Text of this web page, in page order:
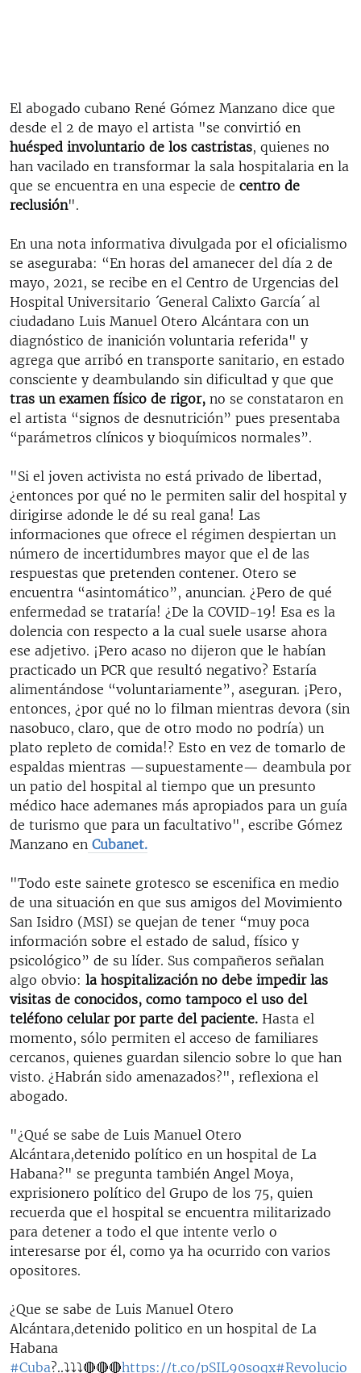
El abogado cubano René Gómez Manzano dice que
desde el 2 de mayo el artista "se convirtió en
huésped involuntario de los castristas, quienes no
han vacilado en transformar la sala hospitalaria en la
que se encuentra en una especie de centro de
reclusión".
En una nota informativa divulgada por el oficialismo
se aseguraba: “En horas del amanecer del día 2 de
mayo, 2021, se recibe en el Centro de Urgencias del
Hospital Universitario ´General Calixto García´ al
ciudadano Luis Manuel Otero Alcántara con un
diagnóstico de inanición voluntaria referida" y
agrega que arribó en transporte sanitario, en estado
consciente y deambulando sin dificultad y que que
tras un examen físico de rigor, no se constataron en
el artista “signos de desnutrición” pues presentaba
“parámetros clínicos y bioquímicos normales”.
"Si el joven activista no está privado de libertad,
¿entonces por qué no le permiten salir del hospital y
dirigirse adonde le dé su real gana! Las
informaciones que ofrece el régimen despiertan un
número de incertidumbres mayor que el de las
respuestas que pretenden contener. Otero se
encuentra “asintomático”, anuncian. ¿Pero de qué
enfermedad se trataría! ¿De la COVID-19! Esa es la
dolencia con respecto a la cual suele usarse ahora
ese adjetivo. ¡Pero acaso no dijeron que le habían
practicado un PCR que resultó negativo? Estaría
alimentándose “voluntariamente”, aseguran. ¡Pero,
entonces, ¿por qué no lo filman mientras devora (sin
nasobuco, claro, que de otro modo no podría) un
plato repleto de comida!? Esto en vez de tomarlo de
espaldas mientras —supuestamente— deambula por
un patio del hospital al tiempo que un presunto
médico hace ademanes más apropiados para un guía
de turismo que para un facultativo", escribe Gómez
Manzano en Cubanet.
"Todo este sainete grotesco se escenifica en medio
de una situación en que sus amigos del Movimiento
San Isidro (MSI) se quejan de tener “muy poca
información sobre el estado de salud, físico y
psicológico” de su líder. Sus compañeros señalan
algo obvio: la hospitalización no debe impedir las
visitas de conocidos, como tampoco el uso del
teléfono celular por parte del paciente. Hasta el
momento, sólo permiten el acceso de familiares
cercanos, quienes guardan silencio sobre lo que han
visto. ¿Habrán sido amenazados?", reflexiona el
abogado.
"¿Qué se sabe de Luis Manuel Otero
Alcántara,detenido político en un hospital de La
Habana?" se pregunta también Angel Moya,
exprisionero político del Grupo de los 75, quien
recuerda que el hospital se encuentra militarizado
para detener a todo el que intente verlo o
interesarse por él, como ya ha ocurrido con varios
opositores.
¿Que se sabe de Luis Manuel Otero
Alcántara,detenido politico en un hospital de La
Habana
#Cuba?..⤵⤵⤵🔴🔴🔴https://t.co/pSIL90soqx#Revolucio